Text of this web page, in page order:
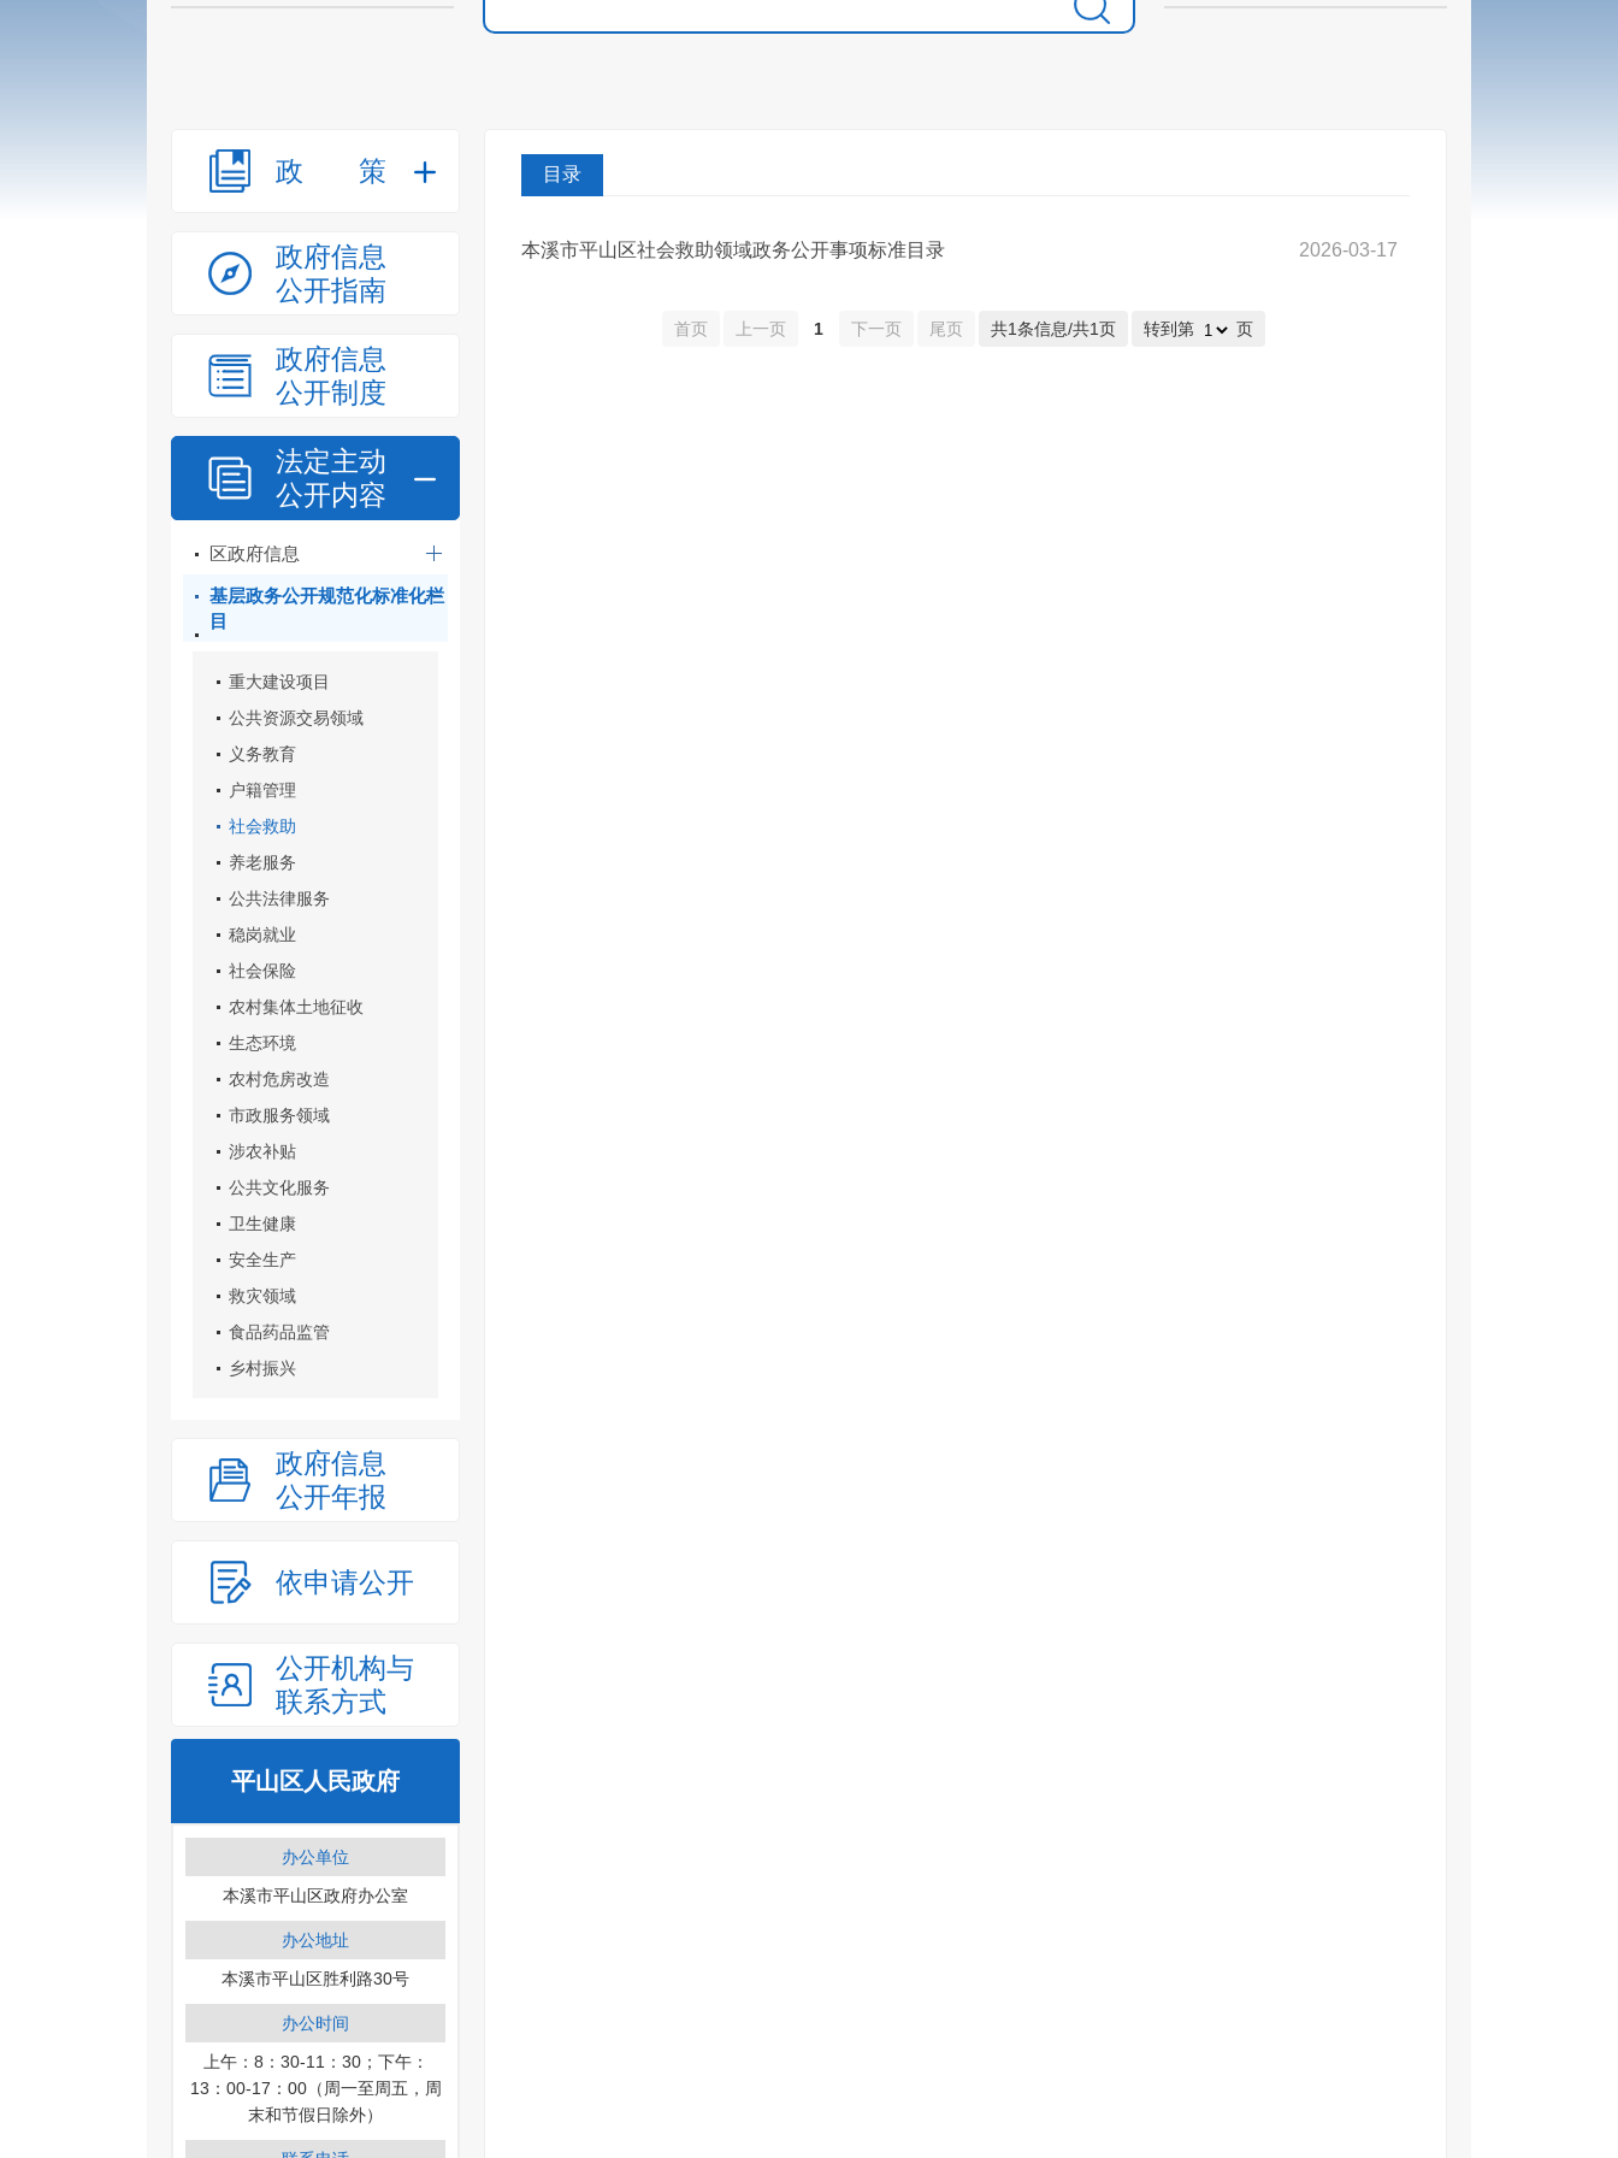
政策
政府信息
公开指南
政府信息
公开制度
法定主动
公开内容
区政府信息
基层政务公开规范化标准化栏
目
重大建设项目
公共资源交易领域
义务教育
户籍管理
社会救助
养老服务
公共法律服务
稳岗就业
社会保险
农村集体土地征收
生态环境
农村危房改造
市政服务领域
涉农补贴
公共文化服务
卫生健康
安全生产
救灾领域
食品药品监管
乡村振兴
政府信息
公开年报
依申请公开
公开机构与
联系方式
平山区人民政府
办公单位
本溪市平山区政府办公室
办公地址
本溪市平山区胜利路30号
办公时间
上午：8：30-11：30；下午：
13：00-17：00（周一至周五，周
末和节假日除外）
目录
2026-03-17
本溪市平山区社会救助领域政务公开事项标准目录
首页 上一页 1 下一页 尾页 共1条信息/共1页 转到第 页